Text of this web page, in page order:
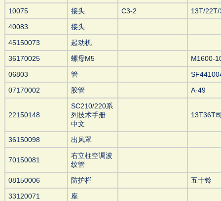
10075
接头 C3-2
13T/
40083
接头
45150073
起动机
36170025
螺母M5
M1600-
06803
管
07170002
胶管 A-49
22150148
SC210/220系
列技术手册
中文
13T36T
36150098 出风罩
70150081
右立柱空调波
纹管
08150006
防护栏
五十铃
33120071
座